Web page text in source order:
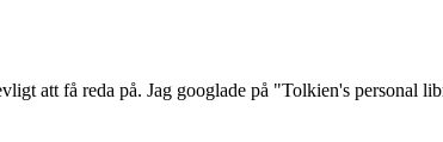
att få reda på. Jag googlade på "Tolkien's personal